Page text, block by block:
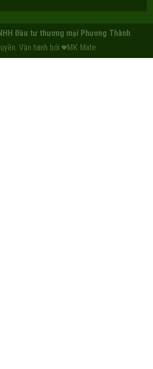
Đầu tư thương mại Phương Thành
Vận hành bởi MK Mate